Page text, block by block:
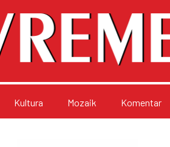
Kultura Mozaik Komentar